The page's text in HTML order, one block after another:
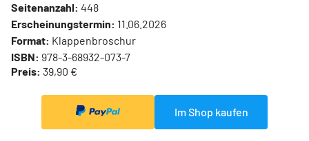
Seitenanzahl: 448
Erscheinungstermin: 11.06.2026
Format: Klappenbroschur
ISBN: 978-3-68932-073-7
Preis: 39,90 €
Im Shop kaufen